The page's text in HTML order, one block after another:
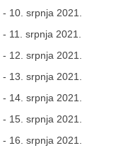
10. srpnja 2021.
11. srpnja 2021.
12. srpnja 2021.
13. srpnja 2021.
14. srpnja 2021.
15. srpnja 2021.
16. srpnja 2021.